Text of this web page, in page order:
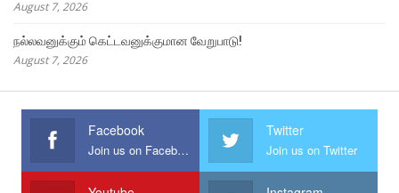
August 7, 2026
நல்லவனுக்கும் கெட்டவனுக்குமான வேறுபாடு!
August 7, 2026
Facebook
Join us on Facebook
Twitter
Join us on Twitter